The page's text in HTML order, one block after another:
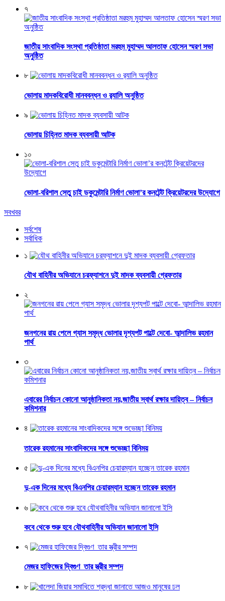
৭
জাতীয় সাংবাদিক সংস্থা প্রতিষ্ঠাতা মরহুম মুহাম্মদ আলতাফ হোসেন স্মরণ সভা
অনুষ্ঠিত
৮
ভোলায় মাদকবিরোধী মানববন্ধন ও র‌্যালি অনুষ্ঠিত
৯
ভোলায় চিহ্নিত মাদক ব্যবসায়ী আটক
১০
ভোলা-বরিশাল সেতু চাই ডকুমেন্টারি নির্মাণ ভোলা’র কনটেন্ট ক্রিয়েটরদের উদ্যোগে
সবখবর
সর্বশেষ
সর্বাধিক
১
যৌথ বাহিনীর অভিযানে চরফ্যাশনে দুই মাদক ব্যবসায়ী গ্রেফতার
২
জনগনের রায় পেলে গ্যাস সমৃদ্ধ ভোলার দৃশ্যপট পাল্টে দেবো- আন্দালিভ রহমান
পার্থ
৩
এবারের নির্বাচন কোনো আনুষ্ঠানিকতা নয়,জাতীয় স্বার্থ রক্ষার দায়িত্ব – নির্বাচন
কমিশনার
৪
তারেক রহমানের সাংবাদিকদের সঙ্গে শুভেচ্ছা বিনিময়
৫
দু-এক দিনের মধ্যে বিএনপির চেয়ারম্যান হচ্ছেন তারেক রহমান
৬
কবে থেকে শুরু হবে যৌথবাহিনীর অভিযান জানালো ইসি
৭
মেজর হাফিজের দ্বিগুণ তার স্ত্রীর সম্পদ
৮